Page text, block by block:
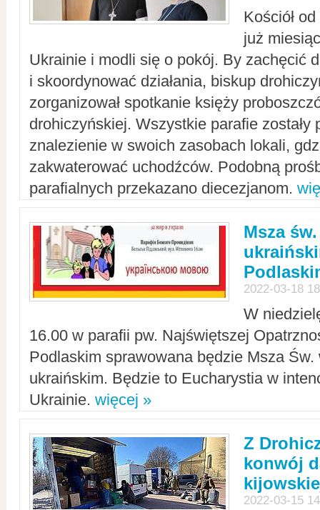
Kościół
już
Ukrainie i modli się o pokój. By zachęcić
i skoordynować działania, biskup
zorganizował spotkanie księży
drohiczyńskiej. Wszystkie parafie zostały
znalezienie w swoich zasobach lokali,
zakwaterować uchodźców. Podobną
parafialnych przekazano diecezjanom.
Msza
2022-03-18
W
16.00 w parafii pw. Najświętszej
Podlaskim sprawowana będzie Msza Św.
ukraińskim. Będzie to Eucharystia w
Ukrainie. więcej »
Z
konwój
2022-03-15